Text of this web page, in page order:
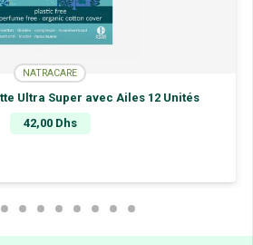
NATRACARE
Ultra Super avec Ailes 12 Unités
42,00 Dhs